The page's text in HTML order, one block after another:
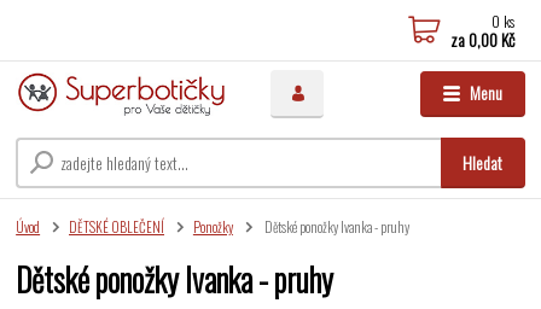
Menu
Hledat
0 ks
za0,00 Kč
Úvod DĚTSKÉ OBLEČENÍ Ponožky Dětské ponožky Ivanka - pruhy
Dětské ponožky Ivanka - pruhy